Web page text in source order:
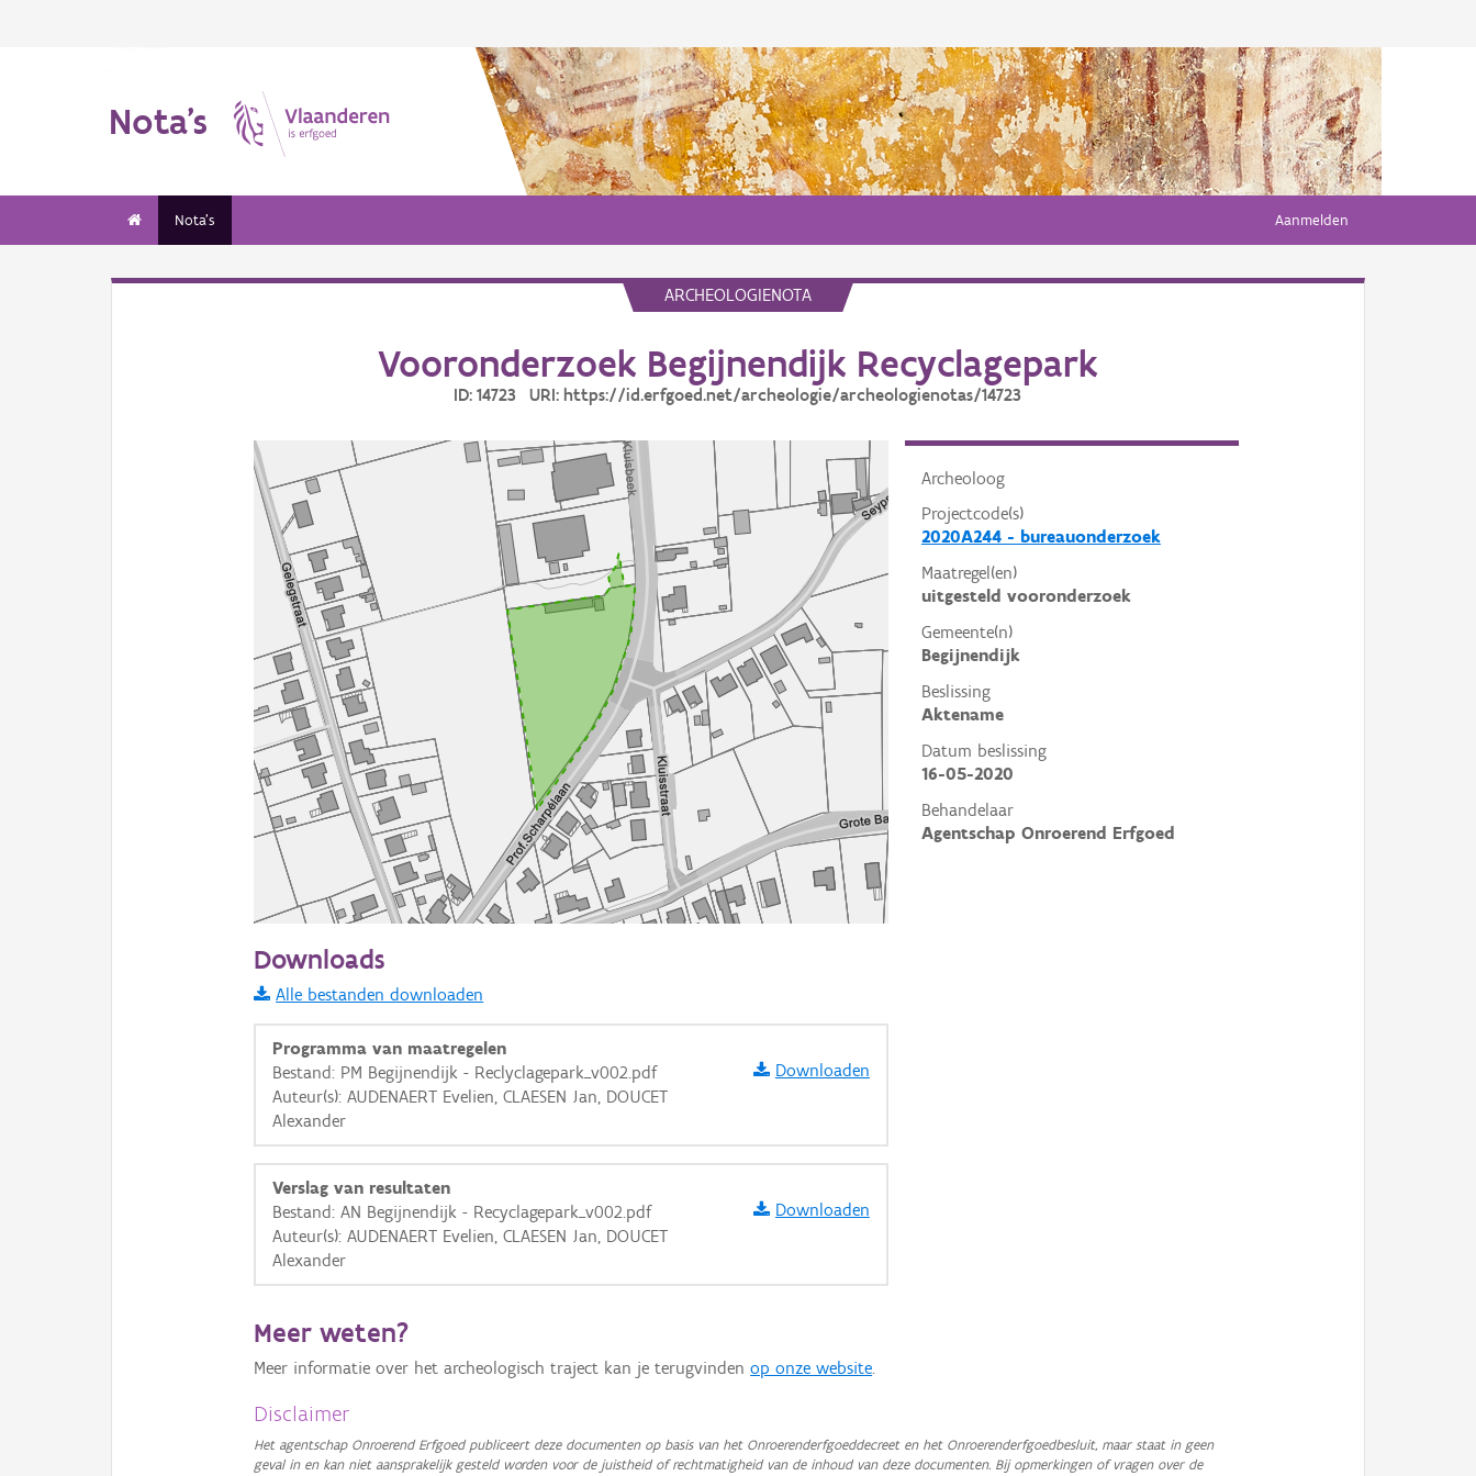
Nota's
Nota's Aanmelden
ARCHEOLOGIENOTA
Vooronderzoek Begijnendijk Recyclagepark
ID: 14723 URI: https://id.erfgoed.net/archeologie/archeologienotas/14723
Archeoloog
Projectcode(s)
2020A244 - bureauonderzoek
Maatregel(en)
uitgesteld vooronderzoek
Gemeente(n)
Begijnendijk
Beslissing
Aktename
Datum beslissing
16-05-2020
Behandelaar
Agentschap Onroerend Erfgoed
Informatie Vlaanderen
i
+ −
Basis Lagen
Ortho
GRB-Basiskaart in grijswaarden
Downloads
Alle bestanden downloaden
Programma van maatregelen
Bestand: PM Begijnendijk - Reclyclagepark_v002.pdf
Auteur(s): AUDENAERT Evelien, CLAESEN Jan, DOUCET
Alexander
Downloaden
Verslag van resultaten
Bestand: AN Begijnendijk - Recyclagepark_v002.pdf
Auteur(s): AUDENAERT Evelien, CLAESEN Jan, DOUCET
Alexander
Downloaden
Meer weten?
Meer informatie over het archeologisch traject kan je terugvindenop onze website.
Disclaimer
Het agentschap Onroerend Erfgoed publiceert deze documenten op basis van het Onroerenderfgoeddecreet en het Onroerenderfgoedbesluit, maar staat in geen
geval in en kan niet aansprakelijk gesteld worden voor de juistheid of rechtmatigheid van de inhoud van deze documenten. Bij opmerkingen of vragen over de